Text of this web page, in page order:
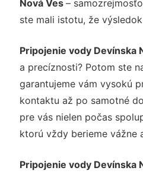
Nová Ves –
ste mali istotu, že
Pripojenie vody Devínska
a precíznosti? Potom ste
garantujeme vám vysokú
kontaktu až po samotné
pre vás nielen počas
ktorú vždy berieme vážne
Pripojenie vody Devínska